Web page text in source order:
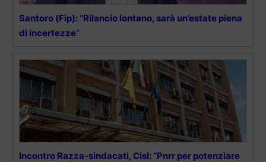
Santoro (Fip): “Rilancio lontano, sarà un’estate piena
di incertezze”
Incontro Razza-sindacati, Cisl: “Pnrr per potenziare